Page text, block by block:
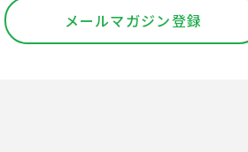
メールマガジン登録